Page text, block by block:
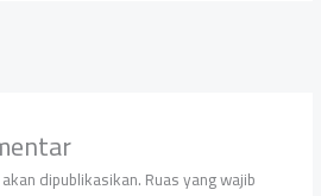
dipublikasikan.Ruas yang wajib